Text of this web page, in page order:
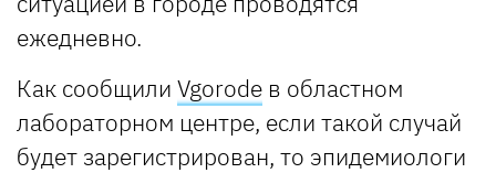
ежедневно.
Как сообщили Vgorode в областном
лабораторном центре, если такой случай
будет зарегистрирован, то эпидемиологи